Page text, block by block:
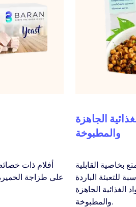
أفلام ذات
على طزاجة
الجاهزة
والمطبوخة
بخاصية القابلية
للتعبئة الباردة
الغذائية الجاهزة
والمطبوخة.